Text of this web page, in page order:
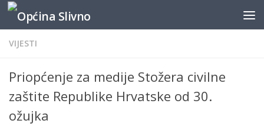
content
Skip to content
VIJESTI
Priopćenje za medije Stožera civilne
zaštite Republike Hrvatske od 30.
ožujka